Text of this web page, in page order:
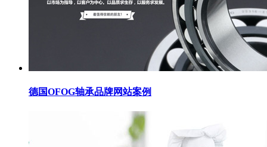
德国OFOG轴承品牌网站案例